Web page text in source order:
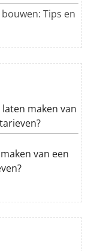
Tips en
maken van
van een